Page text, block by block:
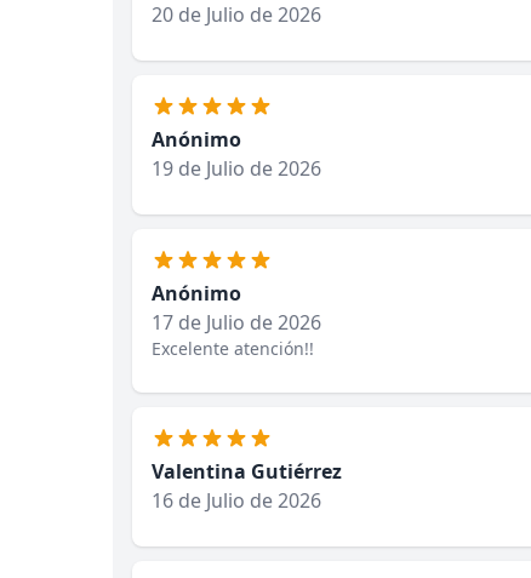
20 de Julio de 2026
Anónimo
19 de Julio de 2026
Anónimo
17 de Julio de 2026
Excelente atención!!
Valentina Gutiérrez
16 de Julio de 2026